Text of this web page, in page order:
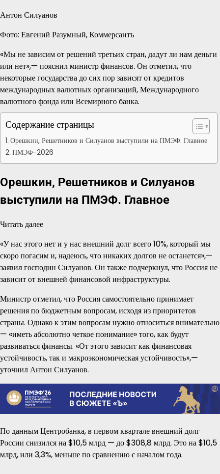
Антон Силуанов
Фото: Евгений Разумный, Коммерсантъ
«Мы не зависим от решений третьих стран, дадут ли нам деньги
или нет»,— пояснил министр финансов. Он отметил, что
некоторые государства до сих пор зависят от кредитов
международных валютных организаций, Международного
валютного фонда или Всемирного банка.
Содержание страницы
Орешкин, Решетников и Силуанов выступили на ПМЭФ. Главное
ПМЭФ-2026
Орешкин, Решетников и Силуанов
выступили на ПМЭФ. Главное
Читать далее
«У нас этого нет и у нас внешний долг всего 10%, который мы
скоро погасим и, надеюсь, что никаких долгов не останется»,—
заявил господин Силуанов. Он также подчеркнул, что Россия не
зависит от внешней финансовой инфраструктуры.
Министр отметил, что Россия самостоятельно принимает
решения по бюджетным вопросам, исходя из приоритетов
страны. Однако к этим вопросам нужно относиться внимательно
— «иметь абсолютно четкое понимание» того, как будут
развиваться финансы. «От этого зависит как финансовая
устойчивость, так и макроэкономическая устойчивость»,—
уточнил Антон Силуанов.
По данным Центробанка, в первом квартале внешний долг
России снизился на $10,5 млрд — до $308,8 млрд. Это на $10,5
млрд, или 3,3%, меньше по сравнению с началом года.